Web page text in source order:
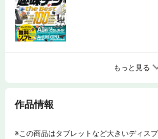
もっと見る
作品情報
※この商品はタブレットなど大きいディス